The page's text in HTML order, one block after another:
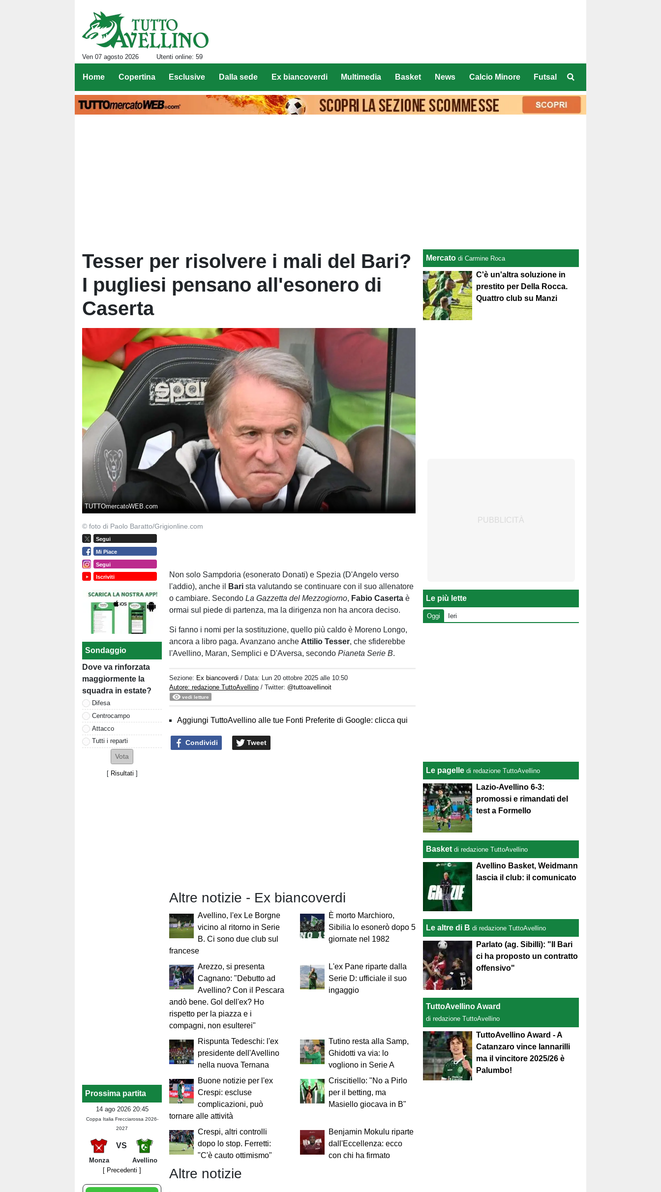
Ven 07 agosto 2026 Utenti online: 59
Home Copertina Esclusive Dalla sede Ex biancoverdi Multimedia Basket News Calcio Minore Futsal
Tesser per risolvere i mali del Bari?
I pugliesi pensano all'esonero di
Caserta
TUTTOmercatoWEB.com
© foto di Paolo Baratto/Grigionline.com
Segui
Mi Piace
Segui
Iscriviti
Sondaggio
Dove va rinforzata
maggiormente la
squadra in estate?
Difesa
Centrocampo
Attacco
Tutti i reparti
[ Risultati ]
Prossima partita
14 ago 2026 20:45
Coppa Italia Frecciarossa 2026-
2027
VS
Monza
Avellino
[ Precedenti ]
Non solo Sampdoria (esonerato Donati) e Spezia (D'Angelo verso
l'addio), anche il
Barista valutando se continuare con il suo allenatore
o cambiare. SecondoLa Gazzetta del Mezzogiorno, Fabio Caserta è
ormai sul piede di partenza, ma la dirigenza non ha ancora deciso.
Si fanno i nomi per la sostituzione, quello più caldo è Moreno Longo,
ancora a libro paga. Avanzano anche Attilio Tesser, che sfiderebbe
l'Avellino, Maran, Semplici e D'Aversa, secondoPianeta Serie B.
Sezione: Ex biancoverdi / Data: Lun 20 ottobre 2025 alle 10:50
Autore: redazione TuttoAvellino / Twitter: @tuttoavellinoit
vedi letture
Aggiungi TuttoAvellino alle tue Fonti Preferite di Google: clicca qui
Condividi Tweet
Altre notizie - Ex biancoverdi
Avellino, l'ex Le Borgne
vicino al ritorno in Serie
B. Ci sono due club sul
francese
È morto Marchioro,
Sibilia lo esonerò dopo 5
giornate nel 1982
Arezzo, si presenta
Cagnano: "Debutto ad
Avellino? Con il Pescara
andò bene. Gol dell'ex? Ho
rispetto per la piazza e i
compagni, non esulterei"
L'ex Pane riparte dalla
Serie D: ufficiale il suo
ingaggio
Rispunta Tedeschi: l'ex
presidente dell'Avellino
nella nuova Ternana
Tutino resta alla Samp,
Ghidotti va via: lo
vogliono in Serie A
Buone notizie per l'ex
Crespi: escluse
complicazioni, può
tornare alle attività
Criscitiello: "No a Pirlo
per il betting, ma
Masiello giocava in B"
Crespi, altri controlli
dopo lo stop. Ferretti:
"C'è cauto ottimismo"
Benjamin Mokulu riparte
dall'Eccellenza: ecco
con chi ha firmato
Altre notizie
Mercato di Carmine Roca
C'è un'altra soluzione in
prestito per Della Rocca.
Quattro club su Manzi
Le più lette
Oggi Ieri
Le pagelle di redazione TuttoAvellino
Lazio-Avellino 6-3:
promossi e rimandati del
test a Formello
Basket di redazione TuttoAvellino
Avellino Basket, Weidmann
lascia il club: il comunicato
Le altre di B di redazione TuttoAvellino
Parlato (ag. Sibilli): "Il Bari
ci ha proposto un contratto
offensivo"
TuttoAvellino Award
di redazione TuttoAvellino
TuttoAvellino Award - A
Catanzaro vince Iannarilli
ma il vincitore 2025/26 è
Palumbo!